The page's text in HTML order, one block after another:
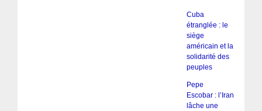
Cuba
étranglée : le
siège
américain et la
solidarité des
peuples
Pepe
Escobar : l’Iran
lâche une